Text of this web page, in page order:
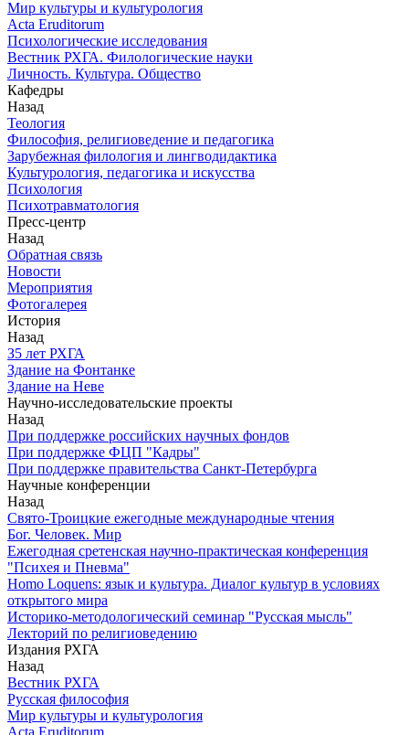
Мир культуры и культурология
Acta Eruditorum
Психологические исследования
Вестник РХГА. Филологические науки
Личность. Культура. Общество
Кафедры
Назад
Теология
Философия, религиоведение и педагогика
Зарубежная филология и лингводидактика
Культурология, педагогика и искусства
Психология
Психотравматология
Пресс-центр
Назад
Обратная связь
Новости
Мероприятия
Фотогалерея
История
Назад
З5 лет РХГА
Здание на Фонтанке
Здание на Неве
Научно-исследовательские проекты
Назад
При поддержке российских научных фондов
При поддержке ФЦП "Кадры"
При поддержке правительства Санкт-Петербурга
Научные конференции
Назад
Свято-Троицкие ежегодные международные чтения
Бог. Человек. Мир
Ежегодная сретенская научно-практическая конференция
"Психея и Пневма"
Homo Loquens: язык и культура. Диалог культур в условиях
открытого мира
Историко-методологический семинар "Русская мысль"
Лекторий по религиоведению
Издания РХГА
Назад
Вестник РХГА
Русская философия
Мир культуры и культурология